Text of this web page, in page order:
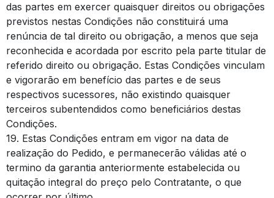
das partes em exercer quaisquer direitos ou obrigações
previstos nestas Condições não constituirá uma
renúncia de tal direito ou obrigação, a menos que seja
reconhecida e acordada por escrito pela parte titular de
referido direito ou obrigação. Estas Condições vinculam
e vigorarão em benefício das partes e de seus
respectivos sucessores, não existindo quaisquer
terceiros subentendidos como beneficiários destas
Condições.
19. Estas Condições entram em vigor na data de
realização do Pedido, e permanecerão válidas até o
termino da garantia anteriormente estabelecida ou
quitação integral do preço pelo Contratante, o que